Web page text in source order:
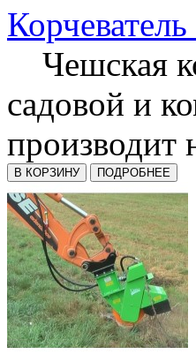
Чешская
садовой и
производит